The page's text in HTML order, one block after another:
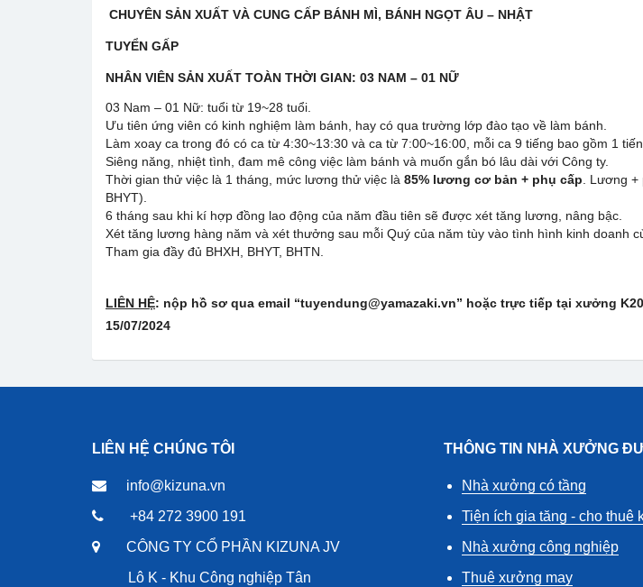
CHUYÊN SẢN XUẤT VÀ CUNG CẤP BÁNH MÌ, BÁNH NGỌT ÂU – NHẬT
TUYỂN GẤP
NHÂN VIÊN SẢN XUẤT TOÀN THỜI GIAN: 03 NAM – 01 NỮ
03 Nam – 01 Nữ: tuổi từ 19~28 tuổi.
Ưu tiên ứng viên có kinh nghiệm làm bánh, hay có qua trường lớp đào tạo về làm bánh.
Làm xoay ca trong đó có ca từ 4:30~13:30 và ca từ 7:00~16:00, mỗi ca 9 tiếng bao gồm 1
Siêng năng, nhiệt tình, đam mê công việc làm bánh và muốn gắn bó lâu dài với Công ty.
Thời gian thử việc là 1 tháng, mức lương thử việc là 85% lương cơ bản + phụ cấp . Lương
BHYT).
6 tháng sau khi kí hợp đồng lao động của năm đầu tiên sẽ được xét tăng lương, nâng bậc.
Xét tăng lương hàng năm và xét thưởng sau mỗi Quý của năm tùy vào tình hình kinh doanh
Tham gia đầy đủ BHXH, BHYT, BHTN.
LIÊN HỆ: nộp hồ sơ qua email “tuyendung@yamazaki.vn” hoặc trực tiếp tại xưởng
15/07/2024
LIÊN HỆ CHÚNG TÔI
info@kizuna.vn
+84 272 3900 191
CÔNG TY CỔ PHẦN KIZUNA JV
Lô K - Khu Công nghiệp Tân
THÔNG TIN NHÀ XƯỞNG
Nhà xưởng có tầng
Tiện ích gia tăng - cho thuê
Nhà xưởng công nghiệp
Thuê xưởng may